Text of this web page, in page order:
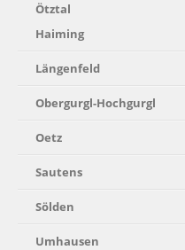
Ötztal
Haiming
Längenfeld
Obergurgl-Hochgurgl
Oetz
Sautens
Sölden
Umhausen